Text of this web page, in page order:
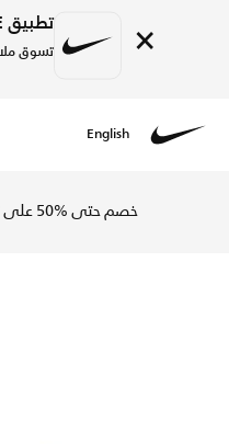
× تطبيق NIKE هنا!
تسوق
English
خصم حتى %50 على تصاميم مختارة.